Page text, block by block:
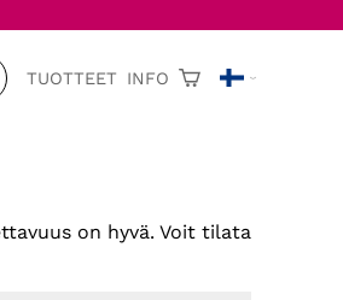
TUOTTEET INFO
on hyvä. Voit tilata